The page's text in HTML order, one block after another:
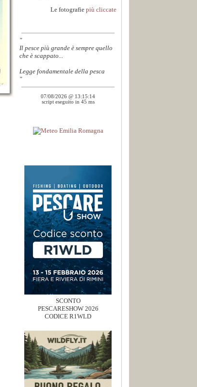
Le fotografie più cliccate
"
Il pesce più grande è sempre quello
che è scappato...
Legge fondamentale della pesca
"
07/08/2026 @ 13:15:14
script eseguito in 45 ms
SCONTO
PESCARESHOW 2026
CODICE R1WLD